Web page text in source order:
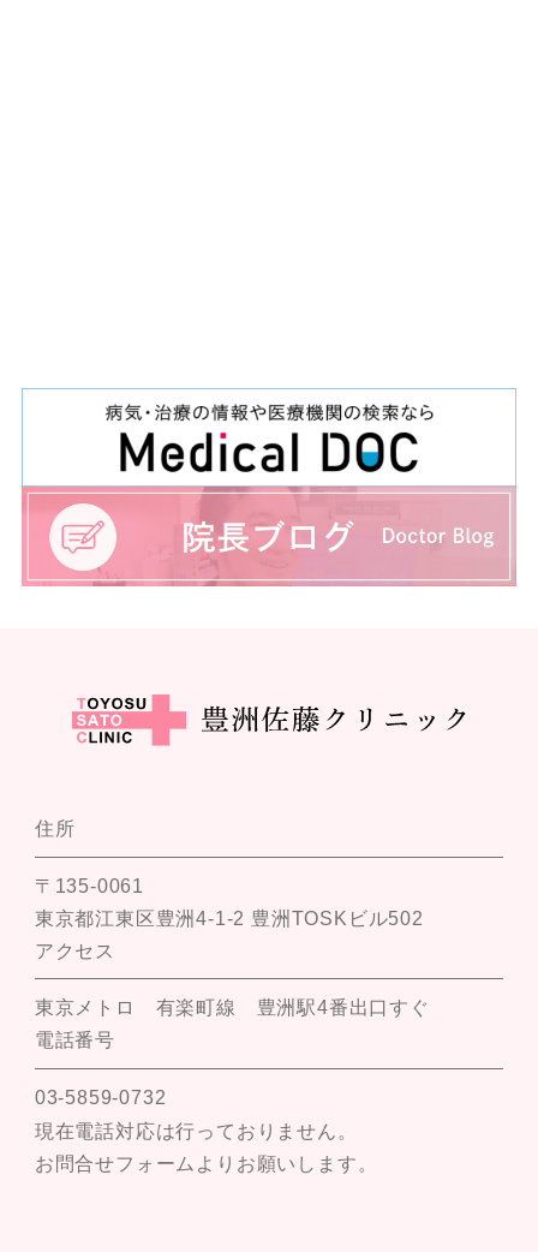
住所
〒135-0061
東京都江東区豊洲4-1-2 豊洲TOSKビル502
アクセス
東京メトロ 有楽町線 豊洲駅4番出口すぐ
電話番号
03-5859-0732
現在電話対応は行っておりません。
お問合せフォームよりお願いします。